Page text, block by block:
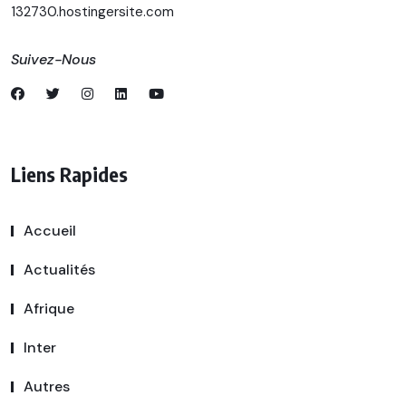
132730.hostingersite.com
Suivez-Nous
Liens Rapides
Accueil
Actualités
Afrique
Inter
Autres